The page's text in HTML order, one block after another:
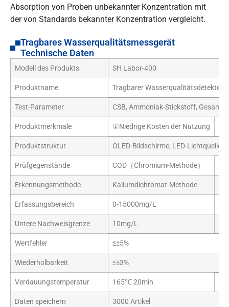
Absorption von Proben unbekannter Konzentration mit
der von Standards bekannter Konzentration vergleicht.
Tragbares Wasserqualitätsmessgerät
Technische Daten
Modell des Produkts SH Labor-400
Produktname Tragbarer Wasserqualitätsdetektor
Test-Parameter CSB, Ammoniak-Stickstoff,
Produktmerkmale ①Niedrige Kosten der Nutzung
Produktstruktur OLED-Bildschirme, LED-
Prüfgegenstände COD（Chromium-Methode）
Erkennungsmethode Kaliumdichromat-Methode
Erfassungsbereich 0-15000mg/L
Untere Nachweisgrenze 10mg/L
Wertfehler ≤±5%
Wiederholbarkeit ≤±3%
Verdauungstemperatur 165℃ 20min
Daten speichern 3000 Artikel